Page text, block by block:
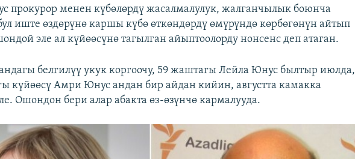
прокурор менен күбөлөрдү жасалмалулук, жалганчылык боюнча
иште өздөрүнө каршы күбө өткөндөрдү өмүрүндө көрбөгөнүн айтып
эле ал күйөөсүнө тагылган айыптоолорду нонсенс деп атаган.
белгилүү укук коргоочу, 59 жаштагы Лейла Юнус былтыр июлда,
күйөөсү Амри Юнус андан бир айдан кийин, августта камакка
Ошондон бери алар абакта өз-өзүнчө кармалууда.